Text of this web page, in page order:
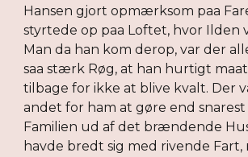
Hansen gjort opmærksom paa
styrtede op paa Loftet, hvor Ilden
Man da han kom derop, var der
saa stærk Røg, at han hurtigt
tilbage for ikke at blive kvalt. Der
andet for ham at gøre end snarest
Familien ud af det brændende
havde bredt sig med rivende Fart,